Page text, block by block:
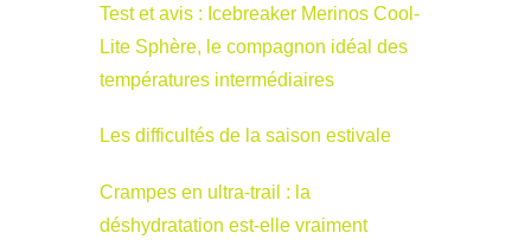
Test et avis : Icebreaker Merinos Cool-
Lite Sphère, le compagnon idéal des
températures intermédiaires
Les difficultés de la saison estivale
Crampes en ultra-trail : la
déshydratation est-elle vraiment